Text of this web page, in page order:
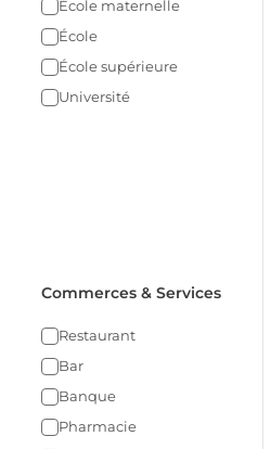
École maternelle
École
École supérieure
Université
Commerces & Services
Restaurant
Bar
Banque
Pharmacie